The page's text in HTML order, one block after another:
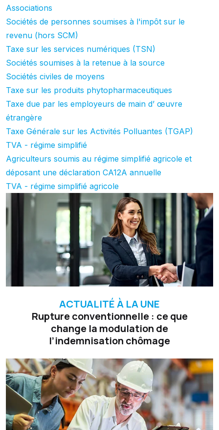
Associations
Sociétés de personnes soumises à l'impôt sur le
revenu (hors SCM)
Taxe sur les services numériques (TSN)
Sociétés soumises à la retenue à la source
Sociétés civiles de moyens
Taxe sur les produits phytopharmaceutiques
Taxe due par les employeurs de main d’ œuvre
étrangère
Taxe Générale sur les Activités Polluantes (TGAP)
TVA - régime simplifié
Agriculteurs soumis au régime simplifié agricole et
déposant une déclaration CA12A annuelle
TVA - régime simplifié agricole
ACTUALITÉ À LA UNE
Rupture conventionnelle : ce que
change la modulation de
l’indemnisation chômage